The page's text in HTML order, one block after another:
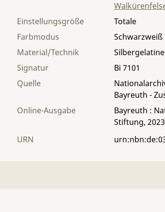
Material/Technik
Einstellungsgröße
Totale
Farbmodus
Schwarzweiß
Signatur
Bi 7101
Quelle
Bayreuth -
Online-Ausgabe
Bayreuth :
Stiftung, 2023
URN